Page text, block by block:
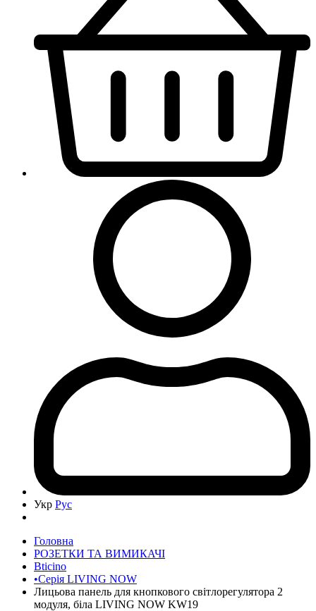
Укр Рус
Головна
РОЗЕТКИ ТА ВИМИКАЧІ
Bticino
•Серія LIVING NOW
Лицьова панель для кнопкового світлорегулятора 2
модуля, біла LIVING NOW KW19